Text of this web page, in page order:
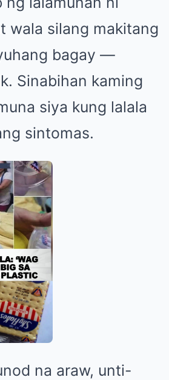
wala silang makitang
bagay —
Sinabihan kaming
siya kung lalala
sintomas.
na araw, unti-